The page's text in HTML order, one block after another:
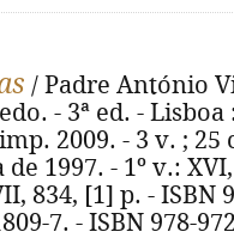
/ Padre António
- 3ª ed. -
2009. - 3 v. ; 25
1997. - 1º v.:
834, [1] p. - ISBN
7. - ISBN 978-